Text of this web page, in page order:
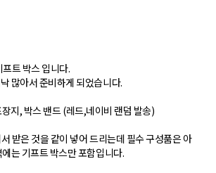
트 박스 입니다.
많아서 준비하게 되었습니다.
지, 박스 밴드 (레드,네이비 랜덤 발송)
받은 것을 같이 넣어 드리는데 필수 구성품은 아
는 기프트 박스만 포함입니다.